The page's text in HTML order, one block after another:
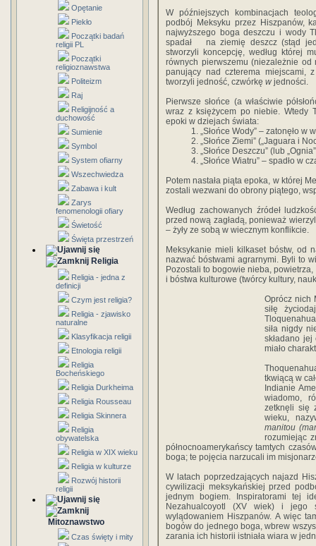
Opętanie
Piekło
Początki badań
religii PL
Początki
religioznawstwa
Politeizm
Raj
Religijność a
duchowość
Sumienie
Symbol
System ofiarny
Wszechwiedza
Zabawa i kult
Zarys
fenomenologii ofiary
Świetość
Święta przestrzeń
Religia
Religia - jedna z
definicji
Czym jest religia?
Religia - zjawisko
naturalne
Klasyfikacja religii
Etnologia religii
Religia
Bocheńskiego
Religia Durkheima
Religia Rousseau
Religia Skinnera
Religia
obywatelska
Religia w XIX wieku
Religia w kulturze
Rozwój historii
religii
Mitoznawstwo
Czas święty i mity
W późniejszych kombinacjach
podbój Meksyku przez Hiszpanów,
najwyższego boga deszczu i wody
spadał na ziemię deszcz (stąd
stworzyli koncepcję, według której
równych pierwszemu (niezależnie od
panujący nad czterema miejscami,
tworzyli jedność, czwórkę w jedności.
Pierwsze słońce (a właściwie
wraz z księżycem po niebie. Wtedy
epoki w dziejach świata:
1. „Słońce Wody” – zatonęło w
2. „Słońce Ziemi” („Jaguara i
3. „Słońce Deszczu” (lub
4. „Słońce Wiatru” – spadło w
Potem nastała piąta epoka, w której
zostali wezwani do obrony piątego,
Według zachowanych źródeł
przed nową zagładą, ponieważ
– żyły ze sobą w wiecznym konflikcie.
Meksykanie mieli kilkaset bóstw, od
nazwać bóstwami agrarnymi. Byli to
Pozostali to bogowie nieba,
i bóstwa kulturowe (twórcy kultury,
Oprócz nich
siłę
siła nigdy
składano
miało
tkwiącą w
Indianie
wiadomo,
zetknęli się
wieku,
manitou
rozumiejąc
północnoamerykańscy tamtych
boga; te pojęcia narzucali im
W latach poprzedzających najazd
cywilizacji meksykańskiej przed
jednym bogiem. Inspiratorami tej
Nezahualcoyotl (XV wiek) i jego
wylądowaniem Hiszpanów. A więc
bogów do jednego boga, wbrew
zarania ich historii istniała wiara w